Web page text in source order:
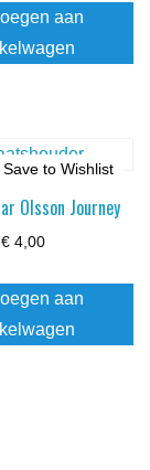
aan
Save to Wishlist
Olsson Journey
€4,00
aan